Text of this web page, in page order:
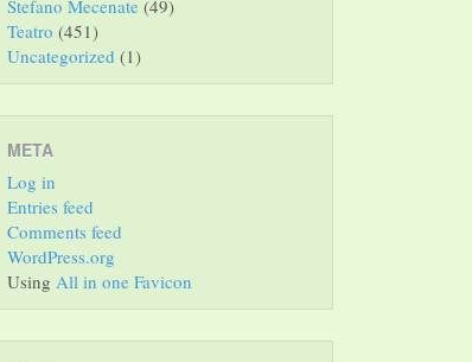
Stefano Mecenate (49)
Teatro (451)
Uncategorized (1)
META
Log in
Entries feed
Comments feed
WordPress.org
Using All in one Favicon